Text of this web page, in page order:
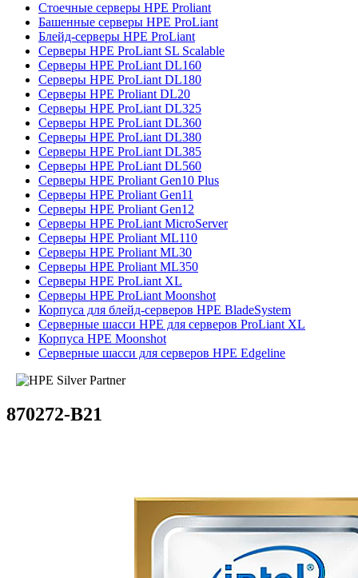
Стоечные серверы HPE Proliant
Башенные серверы HPE ProLiant
Блейд-серверы HPE ProLiant
Серверы HPE ProLiant SL Scalable
Серверы HPE ProLiant DL160
Серверы HPE ProLiant DL180
Серверы HPE Proliant DL20
Серверы HPE ProLiant DL325
Серверы HPE ProLiant DL360
Серверы HPE ProLiant DL380
Серверы HPE ProLiant DL385
Серверы HPE ProLiant DL560
Серверы HPE Proliant Gen10 Plus
Серверы HPE Proliant Gen11
Серверы HPE Proliant Gen12
Серверы HPE ProLiant MicroServer
Серверы HPE Proliant ML110
Серверы HPE Proliant ML30
Серверы HPE Proliant ML350
Серверы HPE ProLiant XL
Серверы HPE ProLiant Moonshot
Корпуса для блейд-серверов HPE BladeSystem
Серверные шасси HPE для серверов ProLiant XL
Корпуса HPE Moonshot
Серверные шасси для серверов HPE Edgeline
870272-B21